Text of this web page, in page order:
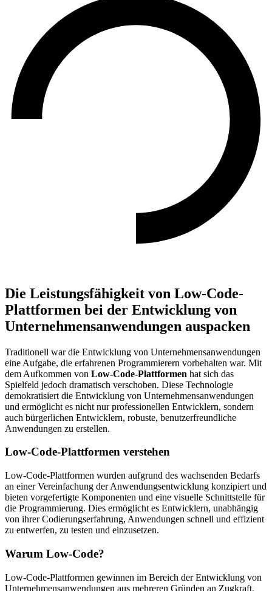
Die Leistungsfähigkeit von Low-Code-
Plattformen bei der Entwicklung von
Unternehmensanwendungen auspacken
Traditionell war die Entwicklung von Unternehmensanwendungen
eine Aufgabe, die erfahrenen Programmierern vorbehalten war. Mit
dem Aufkommen von Low-Code-Plattformen hat sich das
Spielfeld jedoch dramatisch verschoben. Diese Technologie
demokratisiert die Entwicklung von Unternehmensanwendungen
und ermöglicht es nicht nur professionellen Entwicklern, sondern
auch bürgerlichen Entwicklern, robuste, benutzerfreundliche
Anwendungen zu erstellen.
Low-Code-Plattformen verstehen
Low-Code-Plattformen wurden aufgrund des wachsenden Bedarfs
an einer Vereinfachung der Anwendungsentwicklung konzipiert und
bieten vorgefertigte Komponenten und eine visuelle Schnittstelle für
die Programmierung. Dies ermöglicht es Entwicklern, unabhängig
von ihrer Codierungserfahrung, Anwendungen schnell und effizient
zu entwerfen, zu testen und einzusetzen.
Warum Low-Code?
Low-Code-Plattformen gewinnen im Bereich der Entwicklung von
Unternehmensanwendungen aus mehreren Gründen an Zugkraft.